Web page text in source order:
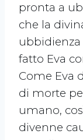
pronta a
che la
fatto Eva
Come Eva
di morte
umano,
divenne